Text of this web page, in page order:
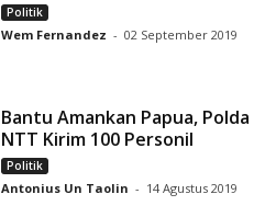
Politik
Wem Fernandez - 02 September 2019
Bantu Amankan Papua, Polda
NTT Kirim 100 Personil
Politik
Antonius Un Taolin - 14 Agustus 2019